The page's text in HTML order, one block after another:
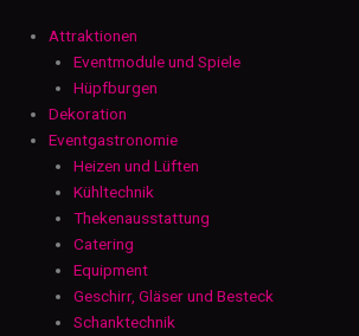
Attraktionen
Eventmodule und Spiele
Hüpfburgen
Dekoration
Eventgastronomie
Heizen und Lüften
Kühltechnik
Thekenausstattung
Catering
Equipment
Geschirr, Gläser und Besteck
Schanktechnik